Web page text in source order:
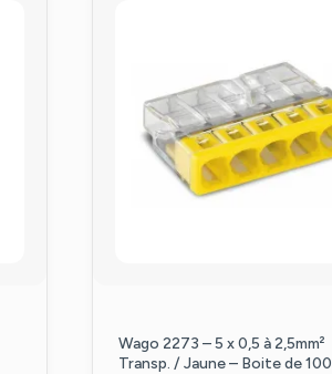
Wago 2273 – 5 x 0,5 à 2,5mm²
Transp. / Jaune – Boite de 100